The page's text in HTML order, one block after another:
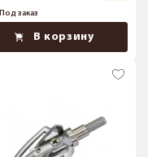
Под заказ
В корзину